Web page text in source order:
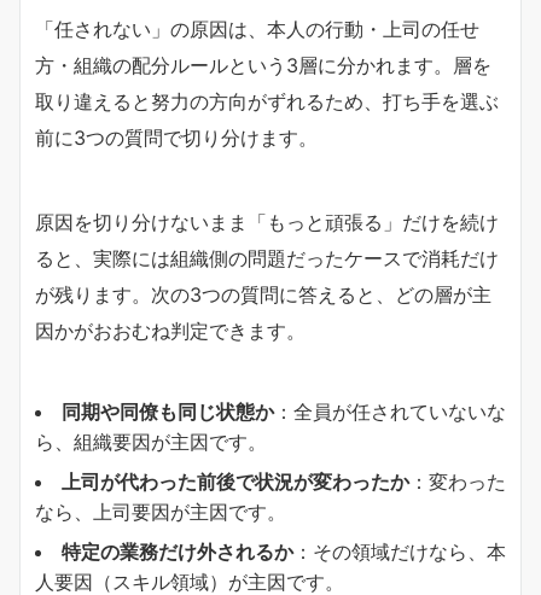
「任されない」の原因は、本人の行動・上司の任せ
方・組織の配分ルールという3層に分かれます。層を
取り違えると努力の方向がずれるため、打ち手を選ぶ
前に3つの質問で切り分けます。
原因を切り分けないまま「もっと頑張る」だけを続け
ると、実際には組織側の問題だったケースで消耗だけ
が残ります。次の3つの質問に答えると、どの層が主
因かがおおむね判定できます。
​同期や同僚も同じ状態か​​：全員が任されていないな
ら、組織要因が主因です。
​上司が代わった前後で状況が変わったか​​：変わった
なら、上司要因が主因です。
​特定の業務だけ外されるか​​：その領域だけなら、本
人要因（スキル領域）が主因です。